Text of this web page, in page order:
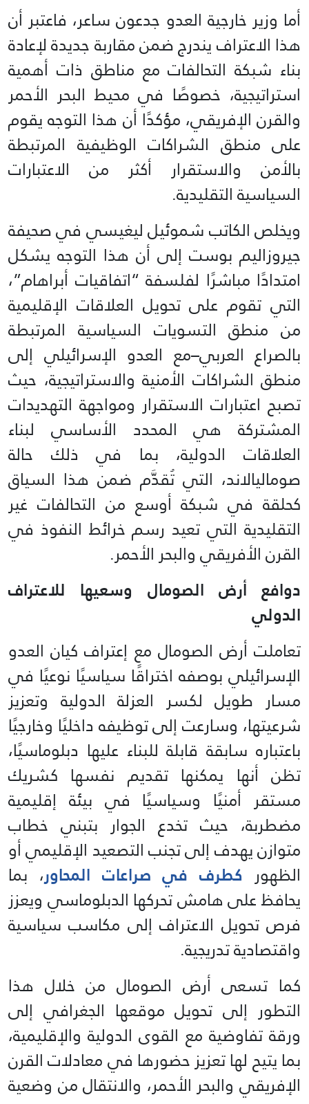
أما وزير خارجية العدو جدعون ساعر، فاعتبر أن
هذا الاعتراف يندرج ضمن مقاربة جديدة لإعادة
بناء شبكة التحالفات مع مناطق ذات أهمية
استراتيجية، خصوصًا في محيط البحر الأحمر
والقرن الإفريقي، مؤكدًا أن هذا التوجه يقوم
على منطق الشراكات الوظيفية المرتبطة
بالأمن والاستقرار أكثر من الاعتبارات
السياسية التقليدية.
ويخلص الكاتب شموئيل ليغيسي في صحيفة
جيروزاليم بوست إلى أن هذا التوجه يشكل
امتدادًا مباشرًا لفلسفة “اتفاقيات أبراهام”،
التي تقوم على تحويل العلاقات الإقليمية
من منطق التسويات السياسية المرتبطة
بالصراع العربي–مع العدو الإسرائيلي إلى
منطق الشراكات الأمنية والاستراتيجية، حيث
تصبح اعتبارات الاستقرار ومواجهة التهديدات
المشتركة هي المحدد الأساسي لبناء
العلاقات الدولية، بما في ذلك حالة
صوماليالاند، التي تُقدَّم ضمن هذا السياق
كحلقة في شبكة أوسع من التحالفات غير
التقليدية التي تعيد رسم خرائط النفوذ في
القرن الأفريقي والبحر الأحمر.
دوافع أرض الصومال وسعيها للاعتراف
الدولي
تعاملت أرض الصومال مع إعتراف كيان العدو
الإسرائيلي بوصفه اختراقًا سياسيًا نوعيًا في
مسار طويل لكسر العزلة الدولية وتعزيز
شرعيتها، وسارعت إلى توظيفه داخليًا وخارجيًا
باعتباره سابقة قابلة للبناء عليها دبلوماسيًا،
تظن أنها يمكنها تقديم نفسها كشريك
مستقر أمنيًا وسياسيًا في بيئة إقليمية
مضطربة، حيث تخدع الجوار بتبني خطاب
متوازن يهدف إلى تجنب التصعيد الإقليمي أو
الظهور كطرف في صراعات المحاور، بما
يحافظ على هامش تحركها الدبلوماسي ويعزز
فرص تحويل الاعتراف إلى مكاسب سياسية
واقتصادية تدريجية.
كما تسعى أرض الصومال من خلال هذا
التطور إلى تحويل موقعها الجغرافي إلى
ورقة تفاوضية مع القوى الدولية والإقليمية،
بما يتيح لها تعزيز حضورها في معادلات القرن
الإفريقي والبحر الأحمر، والانتقال من وضعية